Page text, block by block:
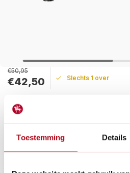
Toestemming Details
€50,95
€42,50 Slechts 1 over
Maak een keuze: